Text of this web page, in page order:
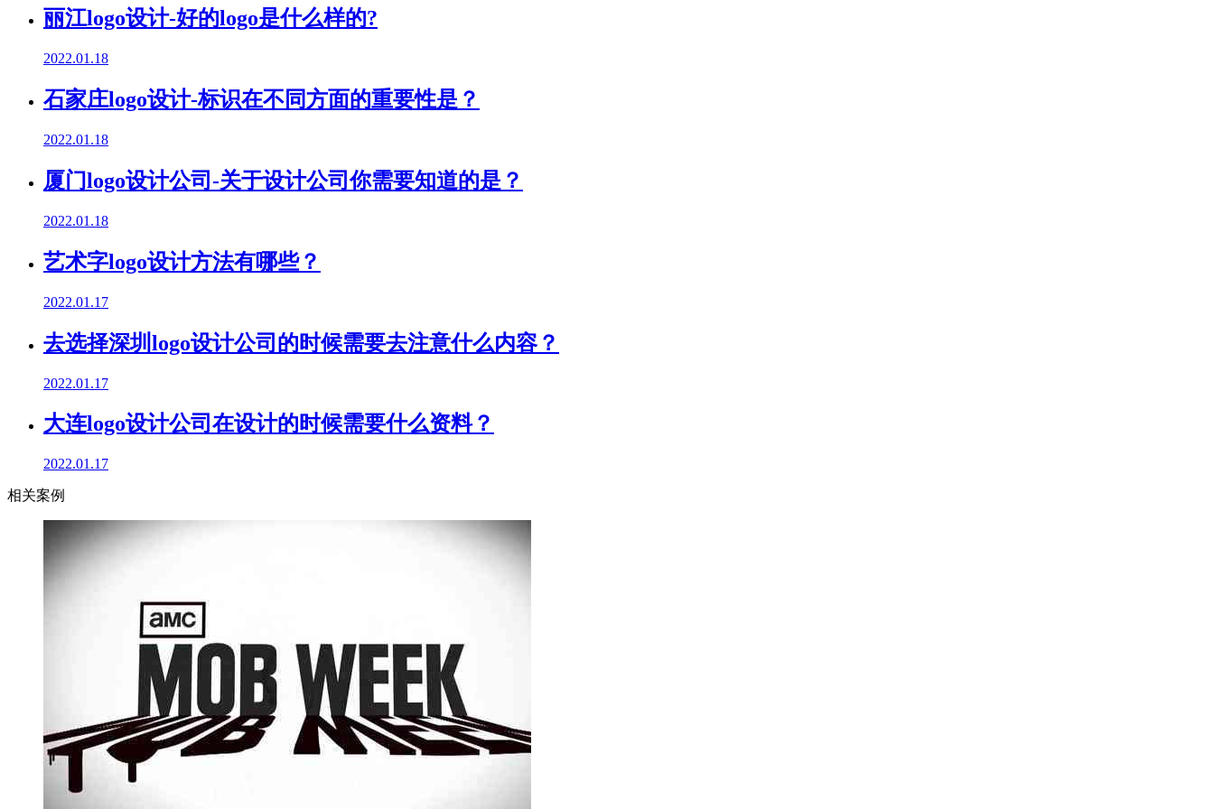
丽江logo设计-好的logo是什么样的?
2022.01.18
石家庄logo设计-标识在不同方面的重要性是？
2022.01.18
厦门logo设计公司-关于设计公司你需要知道的是？
2022.01.18
艺术字logo设计方法有哪些？
2022.01.17
去选择深圳logo设计公司的时候需要去注意什么内容？
2022.01.17
大连logo设计公司在设计的时候需要什么资料？
2022.01.17
相关案例